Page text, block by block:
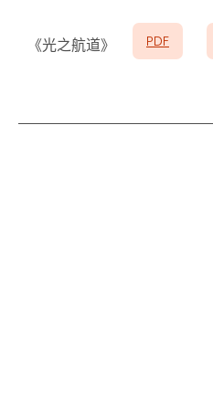
《光之航道》 PDF